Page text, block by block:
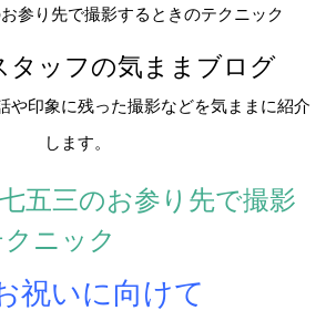
参り先で撮影するときのテクニック
タッフの気ままブログ
や印象に残った撮影などを気ままに紹介
します。
五三のお参り先で撮影
ニック
祝いに向けて